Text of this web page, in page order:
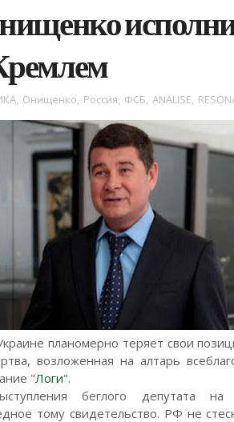
, Онищенко, Россия, ФСБ, ANALISE,
планомерно теряет свои
возложенная на алтарь
"Логи".
беглого депутата на
тому свидетельство. РФ не